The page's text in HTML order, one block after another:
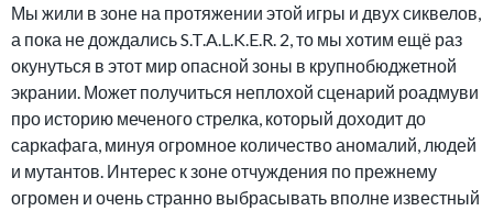
Мы жили в зоне на протяжении этой игры и двух сиквелов,
а пока не дождались S.T.A.L.K.E.R. 2, то мы хотим ещё раз
окунуться в этот мир опасной зоны в крупнобюджетной
экрании. Может получиться неплохой сценарий роадмуви
про историю меченого стрелка, который доходит до
саркафага, минуя огромное количество аномалий, людей
и мутантов. Интерес к зоне отчуждения по прежнему
огромен и очень странно выбрасывать вполне известный